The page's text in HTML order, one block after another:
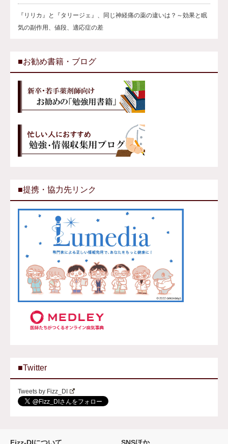
『リリカ』と『タリージェ』、同じ神経痛の薬の違いは？～効果と眠
気の副作用、値段、適応症の差
■お勧め書籍・ブログ
■提携・協力先リンク
■Twitter
Tweets by Fizz_DI